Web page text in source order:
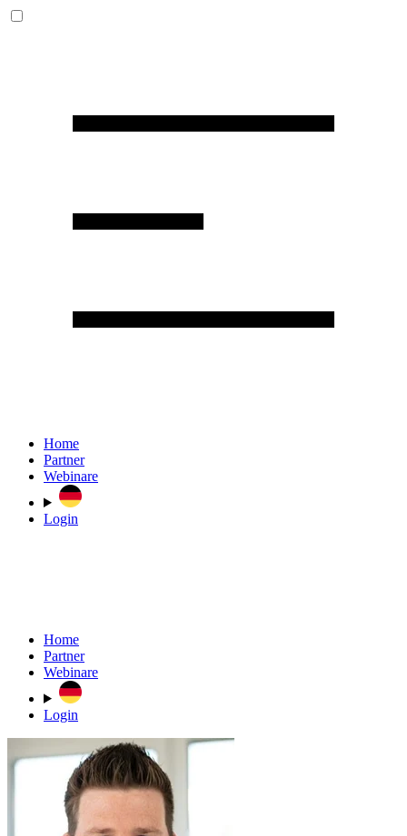
Home
Partner
Webinare
Login
Home
Partner
Webinare
Login